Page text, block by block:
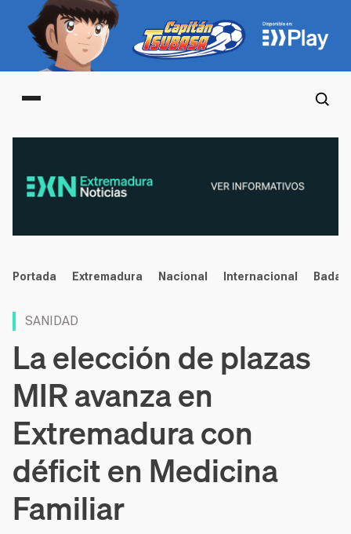
Main menu
noticias
Portada Extremadura Nacional Internacional
SANIDAD
La elección de plazas
MIR avanza en
Extremadura con
déficit en Medicina
Familiar